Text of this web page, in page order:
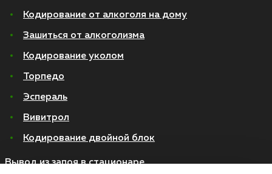
Кодирование от алкоголя на дому
Зашиться от алкоголизма
Кодирование уколом
Торпедо
Эспераль
Вивитрол
Кодирование двойной блок
Вывод из запоя в стационаре